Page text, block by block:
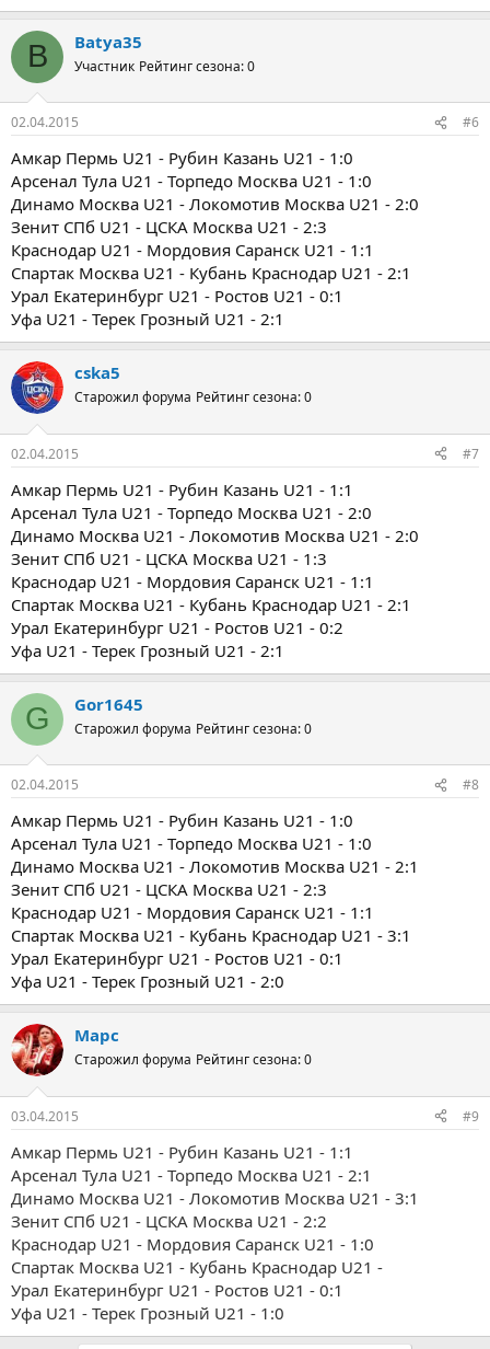
B Batya35
Участник Рейтинг сезона: 0
02.04.2015 #6
Амкар Пермь U21 - Рубин Казань U21 - 1:0
Арсенал Тула U21 - Торпедо Москва U21 - 1:0
Динамо Москва U21 - Локомотив Москва U21 - 2:0
Зенит СПб U21 - ЦСКА Москва U21 - 2:3
Краснодар U21 - Мордовия Саранск U21 - 1:1
Спартак Москва U21 - Кубань Краснодар U21 - 2:1
Урал Екатеринбург U21 - Ростов U21 - 0:1
Уфа U21 - Терек Грозный U21 - 2:1
cska5
Старожил форума Рейтинг сезона: 0
02.04.2015 #7
Амкар Пермь U21 - Рубин Казань U21 - 1:1
Арсенал Тула U21 - Торпедо Москва U21 - 2:0
Динамо Москва U21 - Локомотив Москва U21 - 2:0
Зенит СПб U21 - ЦСКА Москва U21 - 1:3
Краснодар U21 - Мордовия Саранск U21 - 1:1
Спартак Москва U21 - Кубань Краснодар U21 - 2:1
Урал Екатеринбург U21 - Ростов U21 - 0:2
Уфа U21 - Терек Грозный U21 - 2:1
G Gor1645
Старожил форума Рейтинг сезона: 0
02.04.2015 #8
Амкар Пермь U21 - Рубин Казань U21 - 1:0
Арсенал Тула U21 - Торпедо Москва U21 - 1:0
Динамо Москва U21 - Локомотив Москва U21 - 2:1
Зенит СПб U21 - ЦСКА Москва U21 - 2:3
Краснодар U21 - Мордовия Саранск U21 - 1:1
Спартак Москва U21 - Кубань Краснодар U21 - 3:1
Урал Екатеринбург U21 - Ростов U21 - 0:1
Уфа U21 - Терек Грозный U21 - 2:0
Марс
Старожил форума Рейтинг сезона: 0
03.04.2015 #9
Амкар Пермь U21 - Рубин Казань U21 - 1:1
Арсенал Тула U21 - Торпедо Москва U21 - 2:1
Динамо Москва U21 - Локомотив Москва U21 - 3:1
Зенит СПб U21 - ЦСКА Москва U21 - 2:2
Краснодар U21 - Мордовия Саранск U21 - 1:0
Спартак Москва U21 - Кубань Краснодар U21 -
Урал Екатеринбург U21 - Ростов U21 - 0:1
Уфа U21 - Терек Грозный U21 - 1:0